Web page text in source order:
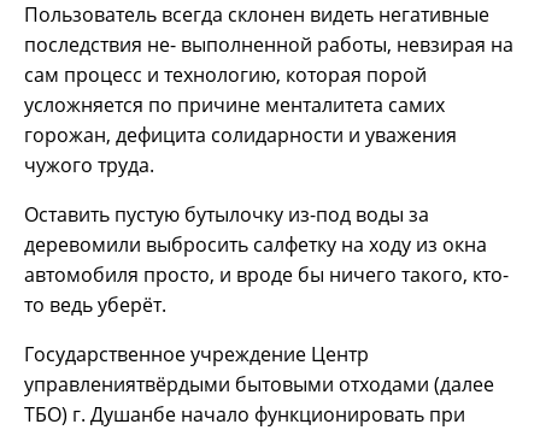
Пользователь всегда склонен видеть негативные
последствия не- выполненной работы, невзирая на
сам процесс и технологию, которая порой
усложняется по причине менталитета самих
горожан, дефицита солидарности и уважения
чужого труда.
Оставить пустую бутылочку из-под воды за
деревомили выбросить салфетку на ходу из окна
автомобиля просто, и вроде бы ничего такого, кто-
то ведь уберёт.
Государственное учреждение Центр
управлениятвёрдыми бытовыми отходами (далее
ТБО) г. Душанбе начало функционировать при